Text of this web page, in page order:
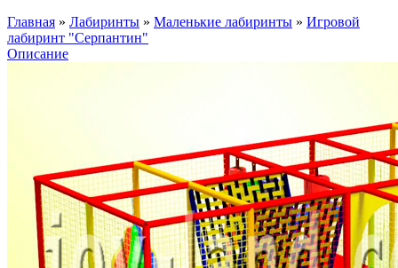
Главная » Лабиринты » Маленькие лабиринты » Игровой
лабиринт "Серпантин"
Описание